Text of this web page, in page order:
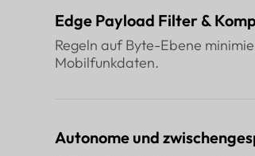
Edge Payload Filter &
Regeln auf Byte-Ebene
Mobilfunkdaten.
Autonome und